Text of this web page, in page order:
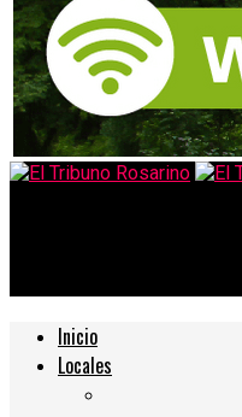
Inicio
Locales